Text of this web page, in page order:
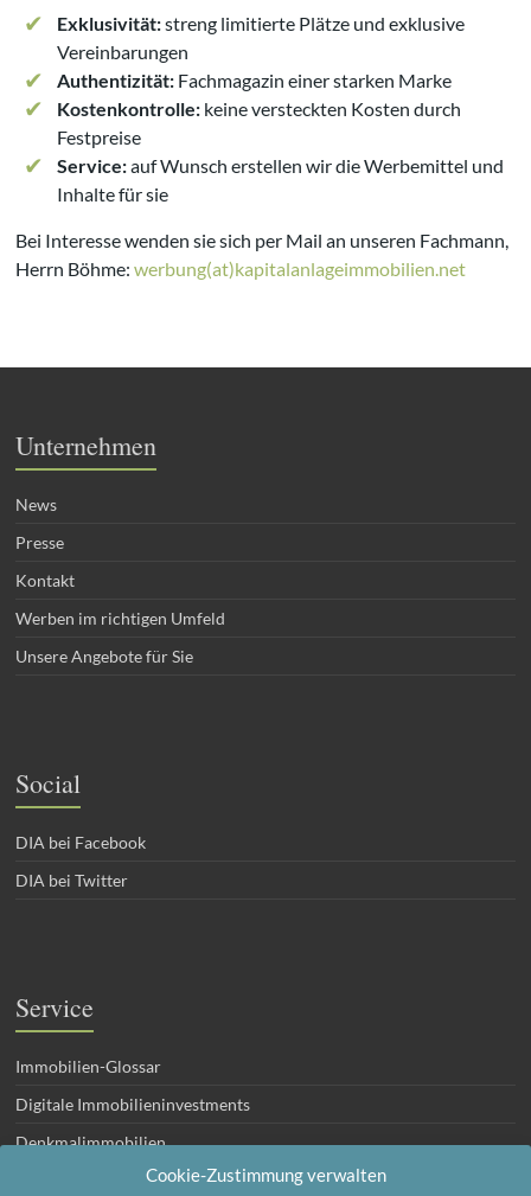
Cookie-Zustimmung verwalten
Exklusivität:streng limitierte Plätze und exklusive
Vereinbarungen
Authentizität: Fachmagazin einer starken Marke
Kostenkontrolle: keine versteckten Kosten durch
Festpreise
Service:auf Wunsch erstellen wir die Werbemittel und
Inhalte für sie
Bei Interesse wenden sie sich per Mail an unseren Fachmann,
Herrn Böhme:werbung(at)kapitalanlageimmobilien.net
Unternehmen
News
Presse
Kontakt
Werben im richtigen Umfeld
Unsere Angebote für Sie
Social
DIA bei Facebook
DIA bei Twitter
Service
Immobilien-Glossar
Digitale Immobilieninvestments
Denkmalimmobilien
Eigentumswohnungen zur Geldanlage